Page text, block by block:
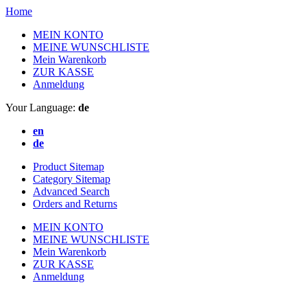
Home
MEIN KONTO
MEINE WUNSCHLISTE
Mein Warenkorb
ZUR KASSE
Anmeldung
Your Language: de
en
de
Product Sitemap
Category Sitemap
Advanced Search
Orders and Returns
MEIN KONTO
MEINE WUNSCHLISTE
Mein Warenkorb
ZUR KASSE
Anmeldung